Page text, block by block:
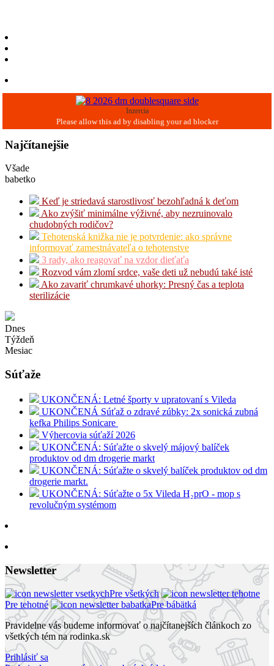
Inzercia
Najčítanejšie
Všade
babetko
Keď je striedavá starostlivosť bezohľadná k deťom
Ako zvýšiť minimálne výživné, aby nezruinovalo
chudobných rodičov?
Tehotenská knižka nie je potvrdenie: ako správne
informovať zamestnávateľa o tehotenstve
3 rady, ako reagovať na vzdor dieťaťa
Rozvod vám zlomí srdce, vaše deti už nebudú také isté
Ako zavariť chrumkavé uhorky: Presný čas a teplota
sterilizácie
Dnes
Týždeň
Mesiac
Súťaže
UKONČENÁ: Letné športy v upratovaní s Vileda
UKONČENÁ Súťaž o zdravé zúbky: 2x sonická zubná
kefka Philips Sonicare
Výhercovia súťaží 2026
UKONČENÁ: Súťažte o skvelý májový balíček
produktov od dm drogerie markt
UKONČENÁ: Súťažte o skvelý balíček produktov od dm
drogerie markt.
UKONČENÁ: Súťažte o 5x Vileda H₂prO - mop s
revolučným systémom
Newsletter
Pre všetkých
Pre tehotné
Pre bábätká
Pravidelne vás budeme informovať o najčítanejších článkoch zo
všetkých tém na rodinka.sk
Prihlásiť sa